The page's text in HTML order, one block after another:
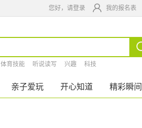
我的报名表
您好，请登录
体育技能 听说读写 兴趣 科技
亲子爱玩 开心知道 精彩瞬间